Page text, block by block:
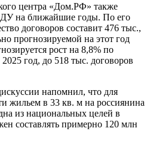
центра «Дом.РФ» также
на ближайшие годы. По его
договоров составит 476 тыс.,
прогнозируемой на этот год
рост на 8,8% по
год, до 518 тыс. договоров
напомнил, что для
жильем в 33 кв. м на россиянина
из национальных целей в
составлять примерно 120 млн